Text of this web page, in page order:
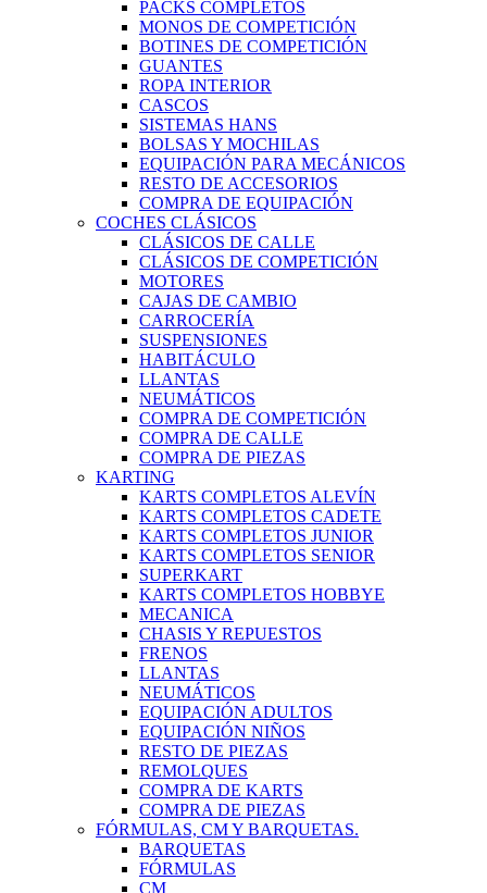
PACKS COMPLETOS
MONOS DE COMPETICIÓN
BOTINES DE COMPETICIÓN
GUANTES
ROPA INTERIOR
CASCOS
SISTEMAS HANS
BOLSAS Y MOCHILAS
EQUIPACIÓN PARA MECÁNICOS
RESTO DE ACCESORIOS
COMPRA DE EQUIPACIÓN
COCHES CLÁSICOS
CLÁSICOS DE CALLE
CLÁSICOS DE COMPETICIÓN
MOTORES
CAJAS DE CAMBIO
CARROCERÍA
SUSPENSIONES
HABITÁCULO
LLANTAS
NEUMÁTICOS
COMPRA DE COMPETICIÓN
COMPRA DE CALLE
COMPRA DE PIEZAS
KARTING
KARTS COMPLETOS ALEVÍN
KARTS COMPLETOS CADETE
KARTS COMPLETOS JUNIOR
KARTS COMPLETOS SENIOR
SUPERKART
KARTS COMPLETOS HOBBYE
MECANICA
CHASIS Y REPUESTOS
FRENOS
LLANTAS
NEUMÁTICOS
EQUIPACIÓN ADULTOS
EQUIPACIÓN NIÑOS
RESTO DE PIEZAS
REMOLQUES
COMPRA DE KARTS
COMPRA DE PIEZAS
FÓRMULAS, CM Y BARQUETAS.
BARQUETAS
FÓRMULAS
CM